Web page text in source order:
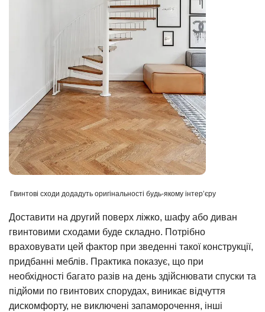
Гвинтові сходи додадуть оригінальності будь-якому інтер’єру
Доставити на другий поверх ліжко, шафу або диван
гвинтовими сходами буде складно. Потрібно
враховувати цей фактор при зведенні такої конструкції,
придбанні меблів. Практика показує, що при
необхідності багато разів на день здійснювати спуски та
підйоми по гвинтових спорудах, виникає відчуття
дискомфорту, не виключені запаморочення, інші